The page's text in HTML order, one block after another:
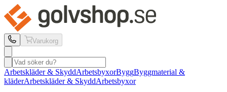
Varukorg
Arbetskläder & SkyddArbetsbyxorByggByggmaterial &
kläderArbetskläder & SkyddArbetsbyxor